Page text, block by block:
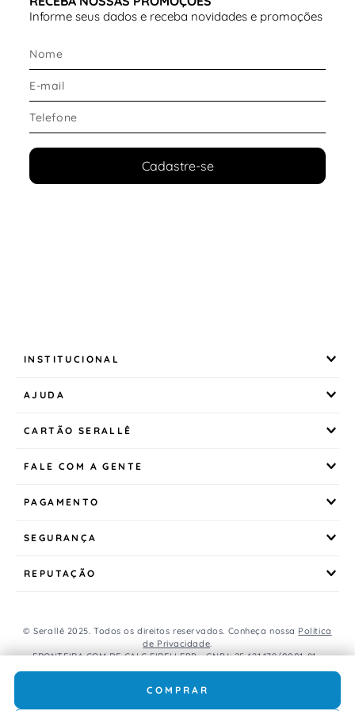
COMPRAR
Informe seus dados e receba novidades e promoções
Cadastre-se
INSTITUCIONAL
AJUDA
CARTÃO SERALLÊ
FALE COM A GENTE
PAGAMENTO
SEGURANÇA
REPUTAÇÃO
© Serallê 2025. Todos os direitos reservados. Conheça nossa Política
de Privacidade.
FRONTEIRA COM DE CALC EIRELI EPP - CNPJ: 25.421.179/0001-81 -
Avenida Brasil, 456, Centro, CEP: 85.851-000, Foz do Iguaçu, PR, Brasil.
válido é o do carrinho de compras.